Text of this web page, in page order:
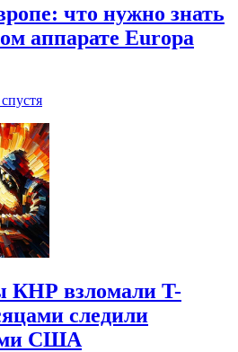
что нужно знать
аппарате Europa
КНР взломали T-
следили
США